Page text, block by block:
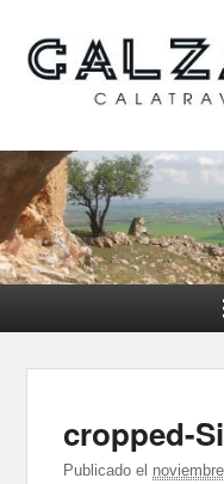
Calzada
cropped-
Publicado el